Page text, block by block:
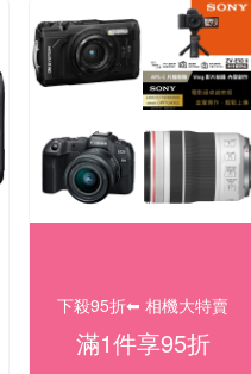
下殺95折⬅︎ 相機大特賣
滿1件享95折